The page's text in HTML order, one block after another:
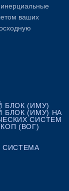
ваших
БЛОК (ИМУ)
БЛОК (ИМУ) НА
СИСТЕМ
(ВОГ)
СИСТЕМА